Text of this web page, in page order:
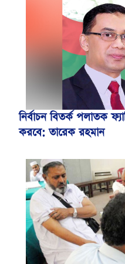
নির্বাচন বিতর্ক পলাতক
করবে: তারেক রহমান